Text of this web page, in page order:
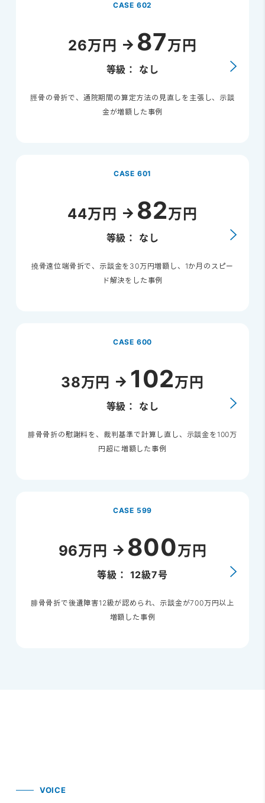
CASE 602
26万円 87万円
等級： なし
脛骨の骨折で、通院期間の算定方法の見直しを主張し、示談
金が増額した事例
CASE 601
44万円 82万円
等級： なし
撓骨遠位端骨折で、示談金を30万円増額し、1か月のスピー
ド解決をした事例
CASE 600
38万円 102万円
等級： なし
腓骨骨折の慰謝料を、裁判基準で計算し直し、示談金を100万
円超に増額した事例
CASE 599
96万円 800万円
等級： 12級7号
腓骨骨折で後遺障害12級が認められ、示談金が700万円以上
増額した事例
VOICE